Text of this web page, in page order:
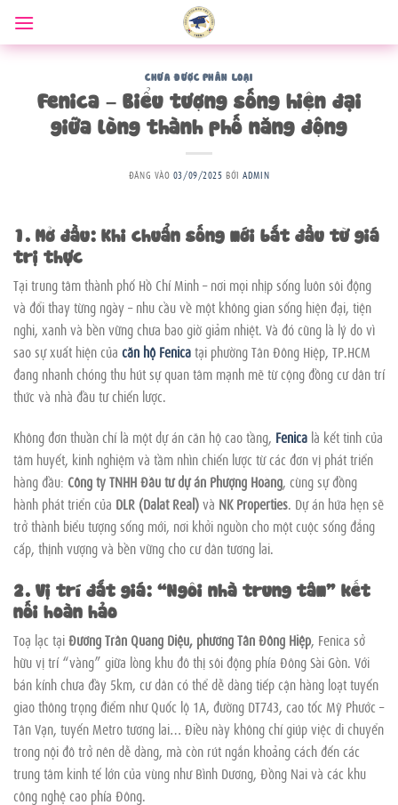
qua
nội
CHƯA ĐƯỢC PHÂN LOẠI
Fenica – Biểu tượng sống hiện đại
giữa lòng thành phố năng động
ĐĂNG VÀO 03/09/2025 BỞIADMIN
1. Mở đầu: Khi chuẩn sống mới bắt đầu từ giá
trị thực
Tại trung tâm thành phố Hồ Chí Minh – nơi mọi nhịp sống luôn sôi động
và đổi thay từng ngày – nhu cầu về một không gian sống hiện đại, tiện
nghi, xanh và bền vững chưa bao giờ giảm nhiệt. Và đó cũng là lý do vì
sao sự xuất hiện của căn hộ Fenicatại phường Tân Đông Hiệp, TP.HCM
đang nhanh chóng thu hút sự quan tâm mạnh mẽ từ cộng đồng cư dân trí
thức và nhà đầu tư chiến lược.
Không đơn thuần chỉ là một dự án căn hộ cao tầng, Fenica là kết tinh của
tâm huyết, kinh nghiệm và tầm nhìn chiến lược từ các đơn vị phát triển
hàng đầu: Công ty TNHH Đầu tư dự án Phượng Hoàng, cùng sự đồng
hành phát triển của DLR (Dalat Real)và NK Properties. Dự án hứa hẹn sẽ
trở thành biểu tượng sống mới, nơi khởi nguồn cho một cuộc sống đẳng
cấp, thịnh vượng và bền vững cho cư dân tương lai.
2. Vị trí đắt giá: “Ngôi nhà trung tâm” kết
nối hoàn hảo
Toạ lạc tạiĐường Trần Quang Diệu, phường Tân Đông Hiệp, Fenica sở
hữu vị trí “vàng” giữa lòng khu đô thị sôi động phía Đông Sài Gòn. Với
bán kính chưa đầy 5km, cư dân có thể dễ dàng tiếp cận hàng loạt tuyến
giao thông trọng điểm như Quốc lộ 1A, đường DT743, cao tốc Mỹ Phước –
Tân Vạn, tuyến Metro tương lai… Điều này không chỉ giúp việc di chuyển
trong nội đô trở nên dễ dàng, mà còn rút ngắn khoảng cách đến các
trung tâm kinh tế lớn của vùng như Bình Dương, Đồng Nai và các khu
công nghệ cao phía Đông.